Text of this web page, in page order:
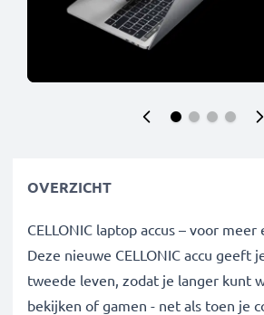
OVERZICHT
CELLONIC laptop accus – voor meer
Deze nieuwe CELLONIC accu geeft
tweede leven, zodat je langer kunt
bekijken of gamen - net als toen je